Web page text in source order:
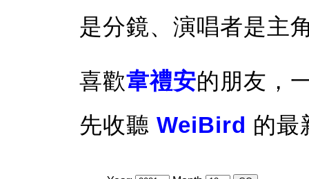
是分鏡、演唱者是主
喜歡韋禮安的朋友，
先收聽 WeiBird 的最